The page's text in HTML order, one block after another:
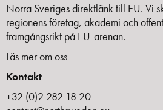
Norra Sveriges direktlänk till EU. Vi
regionens företag, akademi och
framgångsrikt på EU-arenan.
Läs mer om oss
Kontakt
+32 (0)2 282 18 20